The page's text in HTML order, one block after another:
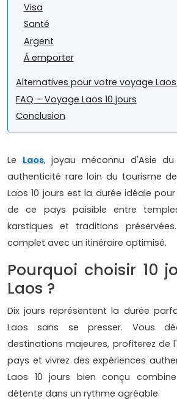
Visa
Santé
Argent
À emporter
Alternatives pour votre voyage Laos
FAQ – Voyage Laos 10 jours
Conclusion
Le Laos, joyau méconnu d'Asie
authenticité rare loin du tourisme
Laos 10 jours est la durée idéale
de ce pays paisible entre
karstiques et traditions
complet avec un itinéraire optimisé.
Pourquoi choisir 10
Laos ?
Dix jours représentent la durée
Laos sans se presser. Vous
destinations majeures, profiterez de
pays et vivrez des expériences
Laos 10 jours bien conçu
détente dans un rythme agréable.